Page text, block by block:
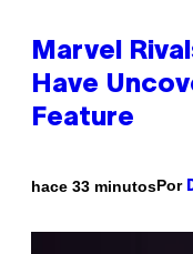
Marvel
Have
Feature
hace 33 minutosPor